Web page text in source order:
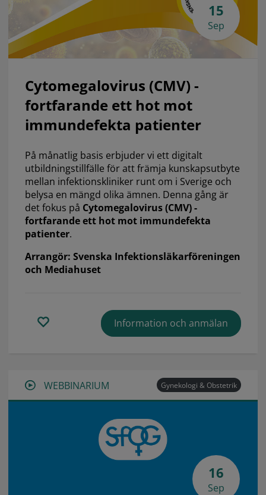
15
Sep
Cytomegalovirus (CMV) -
fortfarande ett hot mot
immundefekta patienter
På månatlig basis erbjuder vi ett digitalt
utbildningstillfälle för att främja kunskapsutbyte
mellan infektionskliniker runt om i Sverige och
belysa en mängd olika ämnen. Denna gång är
det fokus på Cytomegalovirus (CMV) -
fortfarande ett hot mot immundefekta
patienter.
Arrangör: Svenska Infektionsläkarföreningen
och Mediahuset
Information och anmälan
WEBBINARIUM Gynekologi & Obstetrik
16
Sep